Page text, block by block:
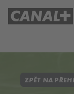
ZPĚT NA